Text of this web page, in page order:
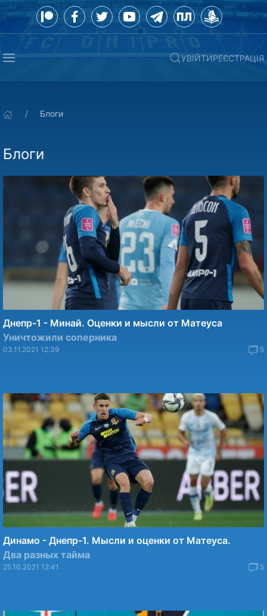
УВІЙТИРЕЄСТРАЦІЯ
Блоги
Блоги
Днепр-1 - Минай. Оценки и мысли от Матеуса
Уничтожили соперника
03.11.2021 12:39 5
Динамо - Днепр-1. Мысли и оценки от Матеуса.
Два разных тайма
25.10.2021 12:41 5